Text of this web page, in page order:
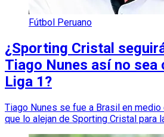
Fútbol Peruano
¿Sporting Cristal
Tiago Nunes así no sea
Liga 1?
Tiago Nunes se fue a Brasil en
que lo alejan de Sporting Cristal para